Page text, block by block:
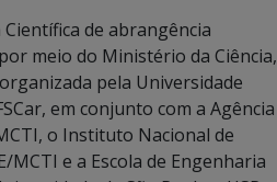
Científica de abrangência
meio do Ministério da Ciência,
pela Universidade
em conjunto com a Agência
o Instituto Nacional de
MCTI e a Escola de Engenharia